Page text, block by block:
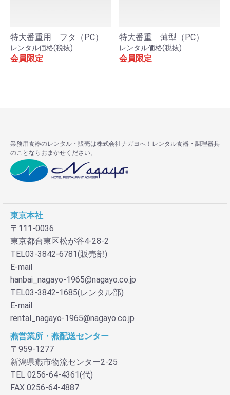
お買い物を続ける
特大番重用 フタ（PC）
レンタル価格(税抜)
会員限定
特大番重 薄型（PC）
レンタル価格(税抜)
会員限定
業務用食器のレンタル・販売は株式会社ナガヨへ！レンタル食器・調理器具
のことならおまかせください。
東京本社
〒111-0036
東京都台東区松が谷4-28-2
TEL03-3842-6781(販売部)
E-mail
hanbai_nagayo-1965@nagayo.co.jp
TEL03-3842-1685(レンタル部)
E-mail
rental_nagayo-1965@nagayo.co.jp
燕営業所・燕配送センター
〒959-1277
新潟県燕市物流センター2-25
TEL 0256-64-4361(代)
FAX 0256-64-4887